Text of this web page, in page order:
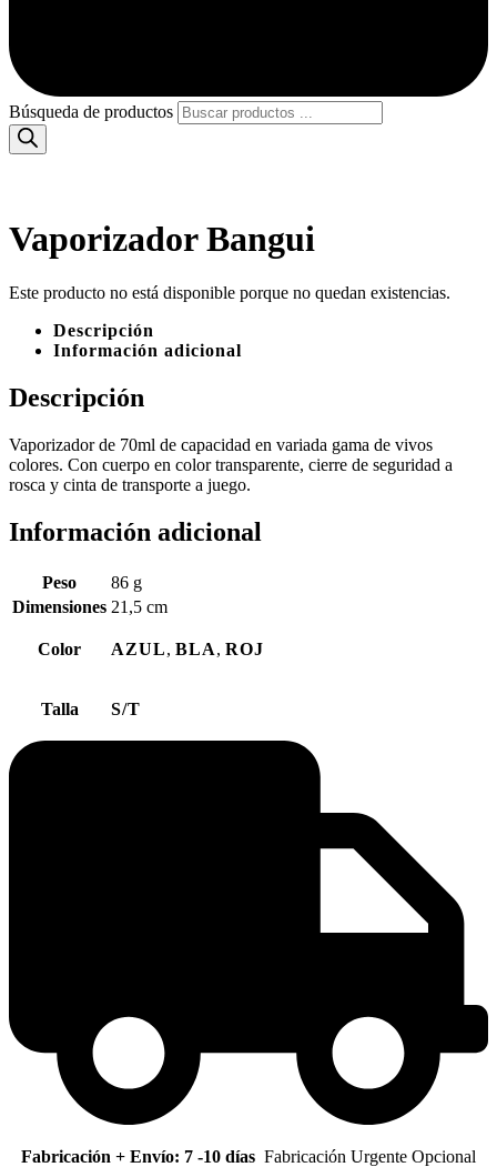
Búsqueda de productos
Vaporizador Bangui
Este producto no está disponible porque no quedan existencias.
Descripción
Información adicional
Descripción
Vaporizador de 70ml de capacidad en variada gama de vivos
colores. Con cuerpo en color transparente, cierre de seguridad a
rosca y cinta de transporte a juego.
Información adicional
Peso
86 g
Dimensiones 21,5 cm
Color AZUL, BLA, ROJ
Talla S/T
Fabricación + Envío: 7 -10 días Fabricación Urgente Opcional